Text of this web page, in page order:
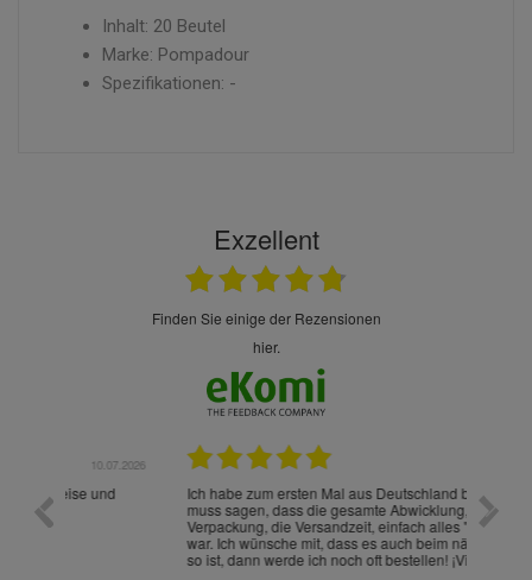
Inhalt: 20 Beutel
Marke: Pompadour
Spezifikationen: -
Exzellent
finden Sie einige der Rezensionen
hier.
Ich habe zum ersten Mal aus Deutschland bestellt und
muss sagen, dass die gesamte Abwicklung, die
Verpackung, die Versandzeit, einfach alles "excelente"
war. Ich wünsche mit, dass es auch beim nächsten Mal
so ist, dann werde ich noch oft bestellen! ¡Viva España!
Die
gut
ist